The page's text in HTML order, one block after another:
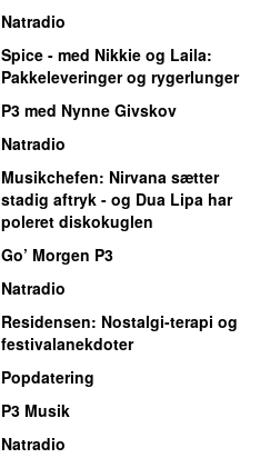
Natradio
Spice - med Nikkie og Laila:
Pakkeleveringer og rygerlunger
P3 med Nynne Givskov
Natradio
Musikchefen: Nirvana sætter
stadig aftryk - og Dua Lipa har
poleret diskokuglen
Go’ Morgen P3
Natradio
Residensen: Nostalgi-terapi og
festivalanekdoter
Popdatering
P3 Musik
Natradio